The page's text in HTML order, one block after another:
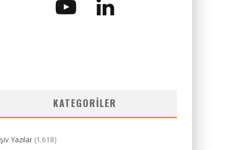
KATEGORILER
Yazılar (1.618)